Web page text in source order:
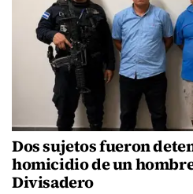
Dos sujetos fueron
homicidio de un hombre
Divisadero